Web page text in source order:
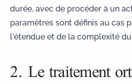
durée, avec de procéder à un
paramètres sont définis au cas
l’étendue et de la complexité
2. Le traitement